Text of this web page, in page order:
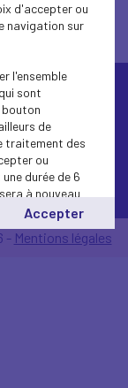
- Mentions légales
d'accepter ou
navigation sur
l'ensemble
sont
bouton
de
traitement des
ou
durée de 6
à nouveau
en
Accepter